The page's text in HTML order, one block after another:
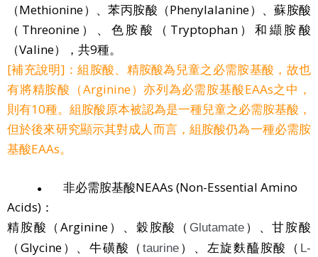
（Methionine）、苯丙胺酸（Phenylalanine）、蘇胺酸
（Threonine）、色胺酸（Tryptophan）和纈胺酸
（Valine），共9種。
[補充說明]：組胺酸、精胺酸為兒童之必需胺基酸，故也
有將精胺酸（Arginine）亦列為必需胺基酸EAAs之中，
則有10種。組胺酸原本被認為是一種兒童之必需胺基酸，
但於後來研究顯示其對成人而言，組胺酸仍為一種必需胺
基酸EAAs。
●
非必需胺基酸NEAAs (Non-Essential Amino
Acids)：
精胺酸（Arginine）、穀胺酸（ Glutamate）、甘胺酸
（Glycine）、牛磺酸（taurine ）、左旋麩醯胺酸（ L-